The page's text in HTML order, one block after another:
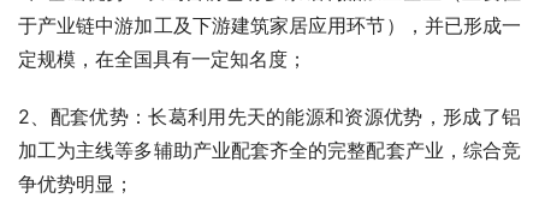
于产业链中游加工及下游建筑家居应用环节），并已形成一
定规模，在全国具有一定知名度；
2、配套优势：长葛利用先天的能源和资源优势，形成了铝
加工为主线等多辅助产业配套齐全的完整配套产业，综合竞
争优势明显；